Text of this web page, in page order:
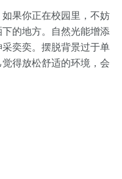
果你正在校园里，不妨
的地方。自然光能增添
奕奕。摆脱背景过于单
得放松舒适的环境，会